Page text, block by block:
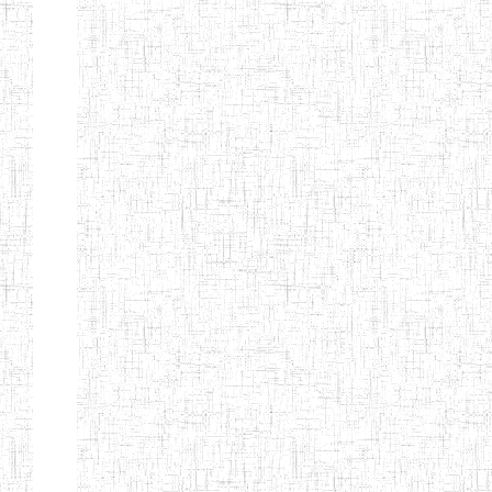
Afficher Page 7 sur 13 Total: 307
Début Préc. 2 3 4 5 6
7
Suivant
Fin
MOKOLO
Etablissements
d'enseignement